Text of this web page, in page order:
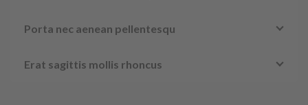
Porta nec aenean pellentesqu
Erat sagittis mollis rhoncus